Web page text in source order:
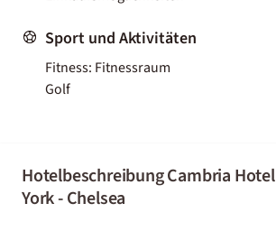
Sport und Aktivitäten
Fitness: Fitnessraum
Golf
Hotelbeschreibung Cambria
York - Chelsea